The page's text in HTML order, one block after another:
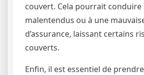
couvert. Cela pourrait conduire
malentendus ou à une
d’assurance, laissant certains
couverts.
Enfin, il est essentiel de